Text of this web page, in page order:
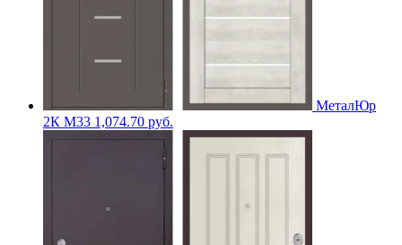
МеталЮр
2К M33 1,074.70 руб.